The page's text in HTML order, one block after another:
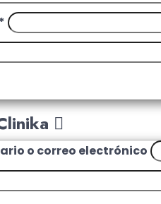
*
o correo electrónico